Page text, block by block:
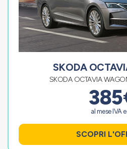
SKODA
SKODA OCTAVIA
al mese IVA
SCOPRI